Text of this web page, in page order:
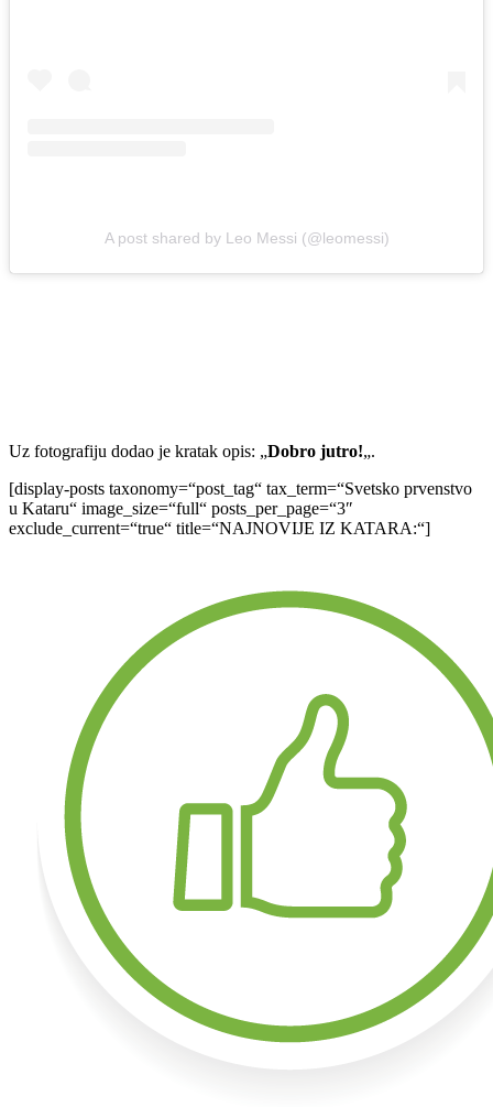
A post shared by Leo Messi (@leomessi)
Uz fotografiju dodao je kratak opis: „Dobro jutro!„.
[display-posts taxonomy=“post_tag“ tax_term=“Svetsko prvenstvo
u Kataru“ image_size=“full“ posts_per_page=“3″
exclude_current=“true“ title=“NAJNOVIJE IZ KATARA:“]